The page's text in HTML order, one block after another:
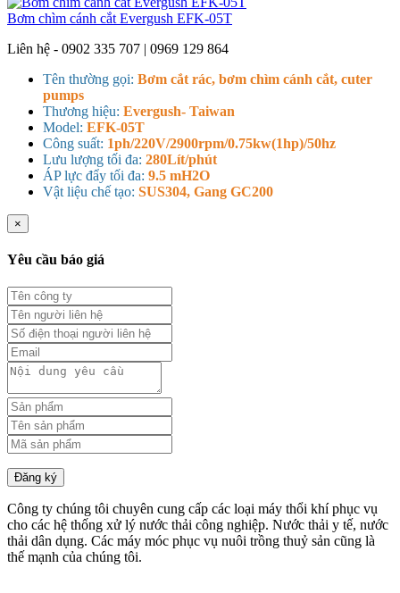
Bơm chìm cánh cắt Evergush EFK-05T
Liên hệ - 0902 335 707 | 0969 129 864
Tên thường gọi: Bơm cắt rác, bơm chìm cánh cắt, cuter
pumps
Thương hiệu: Evergush- Taiwan
Model: EFK-05T
Công suất: 1ph/220V/2900rpm/0.75kw(1hp)/50hz
Lưu lượng tối đa: 280Lít/phút
ÁP lực đẩy tối đa: 9.5 mH2O
Vật liệu chế tạo: SUS304, Gang GC200
×
Yêu cầu báo giá
Đăng ký
Công ty chúng tôi chuyên cung cấp các loại máy thổi khí phục vụ
cho các hệ thống xử lý nước thải công nghiệp. Nước thải y tế, nước
thải dân dụng. Các máy móc phục vụ nuôi trồng thuỷ sản cũng là
thế mạnh của chúng tôi.